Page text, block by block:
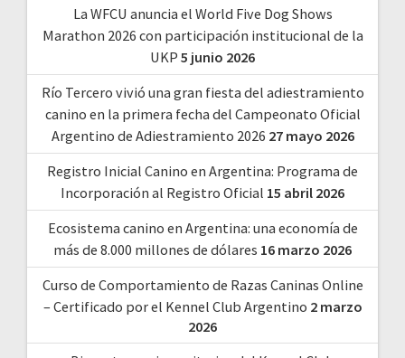
La WFCU anuncia el World Five Dog Shows
Marathon 2026 con participación institucional de la
UKP 5 junio 2026
Río Tercero vivió una gran fiesta del adiestramiento
canino en la primera fecha del Campeonato Oficial
Argentino de Adiestramiento 2026 27 mayo 2026
Registro Inicial Canino en Argentina: Programa de
Incorporación al Registro Oficial 15 abril 2026
Ecosistema canino en Argentina: una economía de
más de 8.000 millones de dólares 16 marzo 2026
Curso de Comportamiento de Razas Caninas Online
– Certificado por el Kennel Club Argentino 2 marzo
2026